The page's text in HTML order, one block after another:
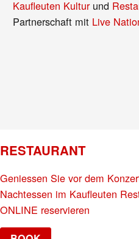
Kaufleuten Kulturund
Partnerschaft mit Live
RESTAURANT
Geniessen Sie vor dem
Nachtessen im Kaufleuten
ONLINE reservieren